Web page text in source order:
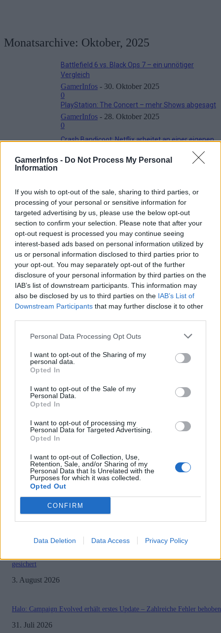
GamerInfos - Do Not Process My Personal
Information
If you wish to opt-out of the sale, sharing to third parties, or
processing of your personal or sensitive information for
targeted advertising by us, please use the below opt-out
section to confirm your selection. Please note that after your
opt-out request is processed you may continue seeing
interest-based ads based on personal information utilized by
us or personal information disclosed to third parties prior to
your opt-out. You may separately opt-out of the further
disclosure of your personal information by third parties on the
IAB’s list of downstream participants. This information may
also be disclosed by us to third parties on the IAB’s List of
Downstream Participants that may further disclose it to other
Personal Data Processing Opt Outs
I want to opt-out of the Sharing of my
personal data.
Opted In
I want to opt-out of the Sale of my
Personal Data.
Opted In
I want to opt-out of processing my
Personal Data for Targeted Advertising.
Opted In
I want to opt-out of Collection, Use,
Retention, Sale, and/or Sharing of my
Personal Data that Is Unrelated with the
Purposes for which it was collected.
Opted Out
CONFIRM
Data Deletion Data Access Privacy Policy
Monatsarchive: Oktober, 2025
Battlefield 6 vs. Black Ops 7 – ein unnötiger
Vergleich
GamerInfos - 30. Oktober 2025
0
PlayStation: The Concert – mehr Shows abgesagt
GamerInfos - 28. Oktober 2025
0
Crash Bandicoot: Netflix arbeitet an einer eigenen
GamerInfos - 28. Oktober 2025
GamerInfos - 28. Oktober 2025
0
Battlefield 6: Season 1 startet mit Twitch Drops
GamerInfos - 28. Oktober 2025
0
Plant Sony schon 2027 den Next-Gen-Start?
GamerInfos
22. Oktober 2025
0
Kommt Halo wirklich für die PS5? Neue Gerüchte
vor Ankündigung beim Halo World Championship
GamerInfos - 22. Oktober 2025
Red Dead Redemption 2: Kommt der PS5 und
Xbox Series-Port überhaupt noch?
0
Ubisoft: Was sich hinter den Kulissen von
GamerInfos
15. Oktober 2025
0
GamerInfos - 15. Oktober 2025
0
Seite 1 von 2
gesichert
3. August 2026
Halo: Campaign Evolved erhält erstes Update – Zahlreiche Fehler behoben
31. Juli 2026